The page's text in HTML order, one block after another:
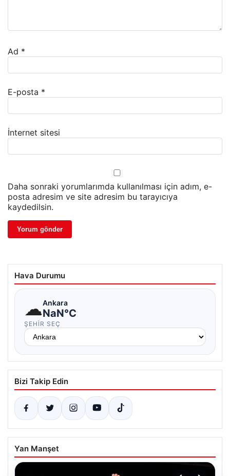
Ad *
E-posta *
İnternet sitesi
Daha sonraki yorumlarımda kullanılması için adım, e-
posta adresim ve site adresim bu tarayıcıya
kaydedilsin.
Hava Durumu
☁Ankara
NaN°C
ŞEHIR SEÇ
Bizi Takip Edin
Yan Manşet